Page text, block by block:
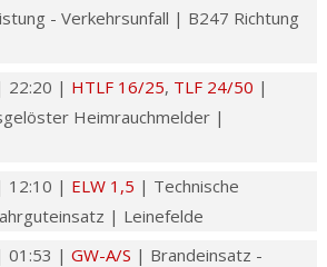
- Verkehrsunfall | B247 Richtung
22:20 | HTLF 16/25, TLF 24/50 |
Heimrauchmelder |
12:10 | ELW 1,5 | Technische
| Leinefelde
01:53 | GW-A/S | Brandeinsatz -